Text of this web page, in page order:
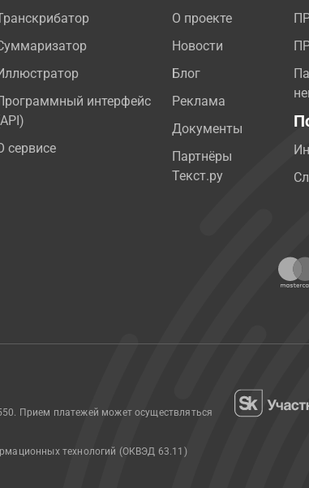
интерфейс
сервисе
О проекте
Новости
Блог
Реклама
Документы
Партнёры
Текст.ру
Прием платежей может осуществляться
технологий (ОКВЭД 63.11)